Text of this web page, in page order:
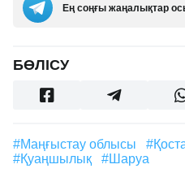
Ең соңғы жаңалықтар
БӨЛІСУ
#Маңғыстау облысы
#қуаңшылық
#шаруа